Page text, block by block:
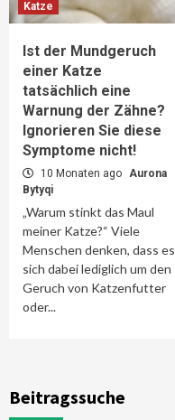
Katze
Ist der Mundgeruch
einer Katze
tatsächlich eine
Warnung der Zähne?
Ignorieren Sie diese
Symptome nicht!
10 Monaten ago Aurona
Bytyqi
„Warum stinkt das Maul
meiner Katze?“ Viele
Menschen denken, dass es
sich dabei lediglich um den
Geruch von Katzenfutter
oder...
Beitragssuche